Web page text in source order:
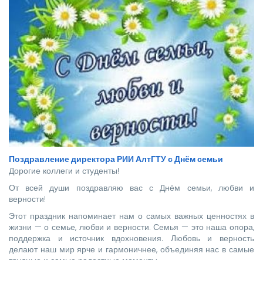
Поздравление директора РИИ АлтГТУ с Днём семьи
Дорогие коллеги и студенты!
От всей души поздравляю вас с Днём семьи, любви и
верности!
Этот праздник напоминает нам о самых важных ценностях в
жизни — о семье, любви и верности. Семья — это наша опора,
поддержка и источник вдохновения. Любовь и верность
делают наш мир ярче и гармоничнее, объединяя нас в самые
трудные и самые радостные моменты.